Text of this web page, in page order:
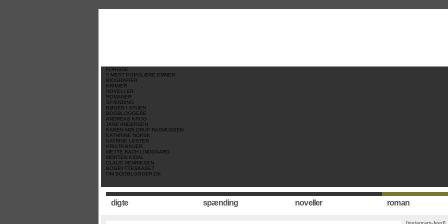
FORSIDE
5 MEST POPULÆRE EMNER
BIOGRAFIER
KRIMIER
NOVELLER
ROMANER
SPÆNDING
BØGER I STUEN
BOGBLOGGERE
ANDREAS KROG
JANE ANDERSEN
KAREN MØLDRUP RASMUSSEN
KATHRINE NORSK
KATRINE LESTER
KRISTA BAUER
METTE BACH LINDGAARD
MORTEN KIDAL
CLAUS HENRIKSEN
BOGBYTTESKABET
OM BOGBLOGGER.DK
digte spænding noveller roman